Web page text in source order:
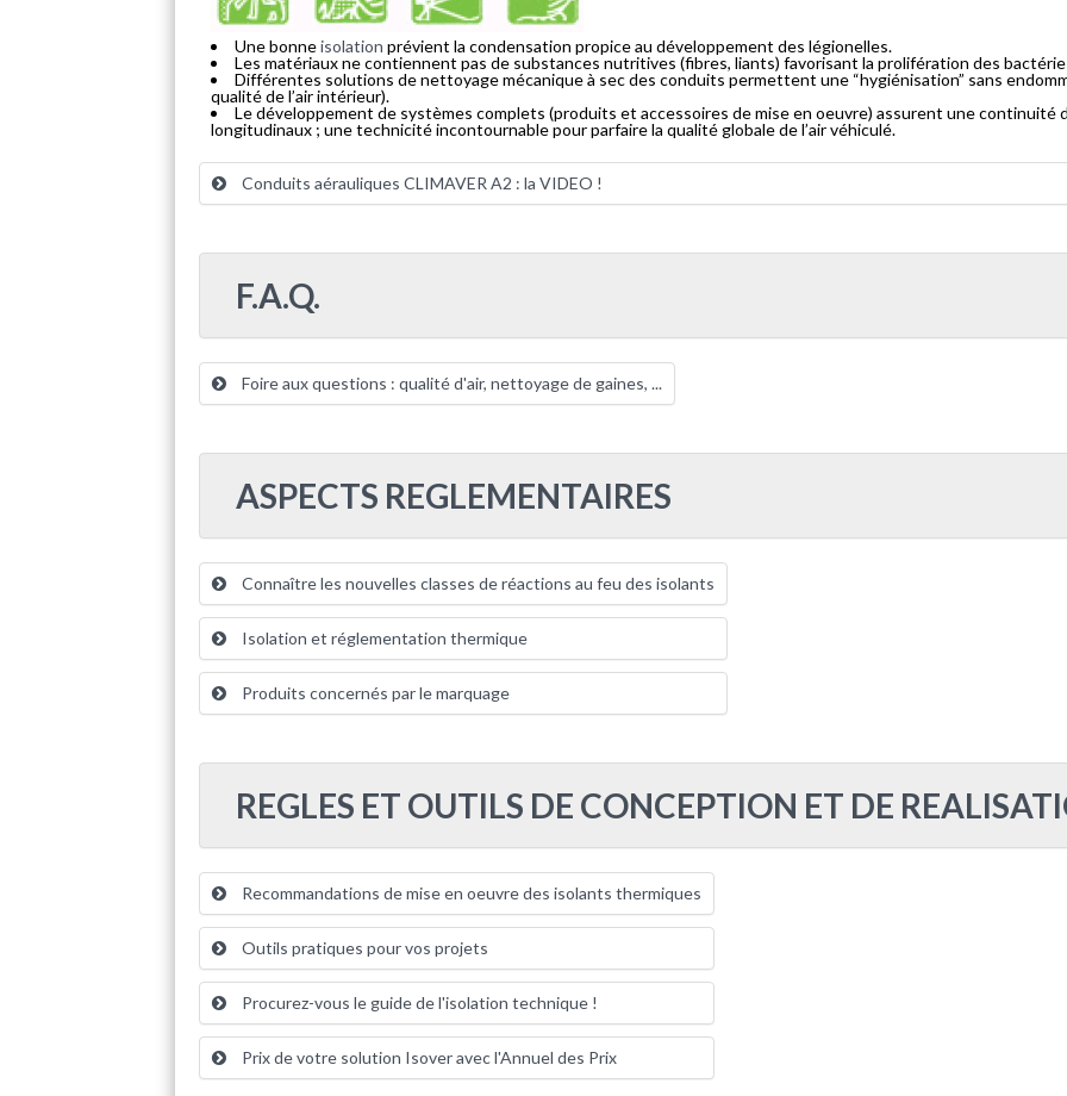
Une bonneisolation prévient la condensation propice au développement des légionelles.
Les matériaux ne contiennent pas de substances nutritives (fibres, liants) favorisant la prolifération des
Différentes solutions de nettoyage mécanique à sec des conduits permettent une “hygiénisation” sans
qualité de l’air intérieur).
Le développement de systèmes complets (produits et accessoires de mise en oeuvre) assurent une
longitudinaux ; une technicité incontournable pour parfaire la qualité globale de l’air véhiculé.
Conduits aérauliques CLIMAVER A2 : la VIDEO !
F.A.Q.
Foire aux questions : qualité d'air, nettoyage de gaines, ...
ASPECTS REGLEMENTAIRES
Connaître les nouvelles classes de réactions au feu des isolants
Isolation et réglementation thermique
Produits concernés par le marquage
REGLES ET OUTILS DE CONCEPTION ET DE
Recommandations de mise en oeuvre des isolants thermiques
Outils pratiques pour vos projets
Procurez-vous le guide de l'isolation technique !
Prix de votre solution Isover avec l'Annuel des Prix